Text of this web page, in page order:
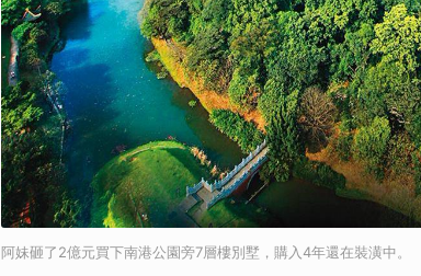
阿妹砸了2億元買下南港公園旁7層樓別墅，購入4年還在裝潢中。